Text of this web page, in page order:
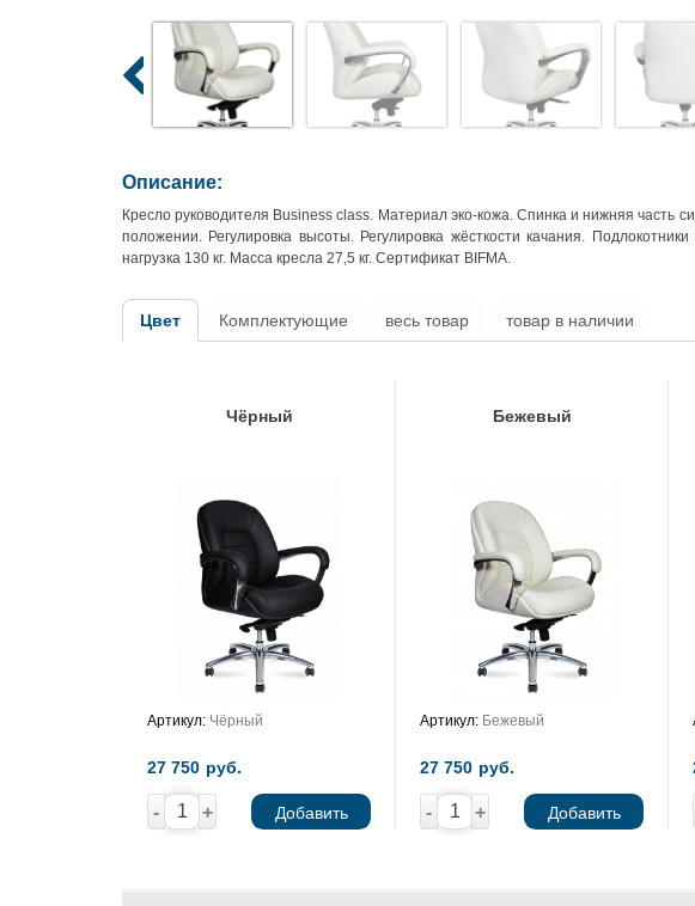
Описание:
Кресло руководителя Business class. Материал эко-кожа. Спинка и нижняя
положении. Регулировка высоты. Регулировка жёсткости качания.
нагрузка 130 кг. Масса кресла 27,5 кг. Сертификат BIFMA.
Цвет Комплектующие весь товар товар в наличии
Чёрный
Артикул: Чёрный
27 750 руб.
- + Добавить
Бежевый
Артикул: Бежевый
27 750 руб.
- + Добавить